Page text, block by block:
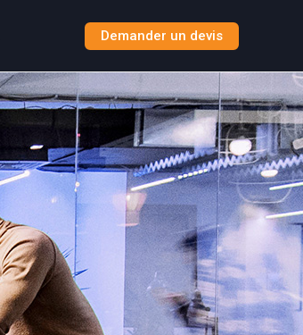
Demander un devis